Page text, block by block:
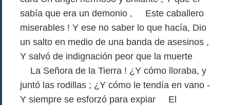
sabía que era un demonio , Este caballero
miserables ! Y ese no saber lo que hacía, Dio
un salto en medio de una banda de asesinos ,
Y salvó de indignación peor que la muerte
La Señora de la Tierra ! ¿Y cómo lloraba, y
juntó las rodillas ; ¿Y cómo le tendía en vano -
Y siempre se esforzó para expiar El